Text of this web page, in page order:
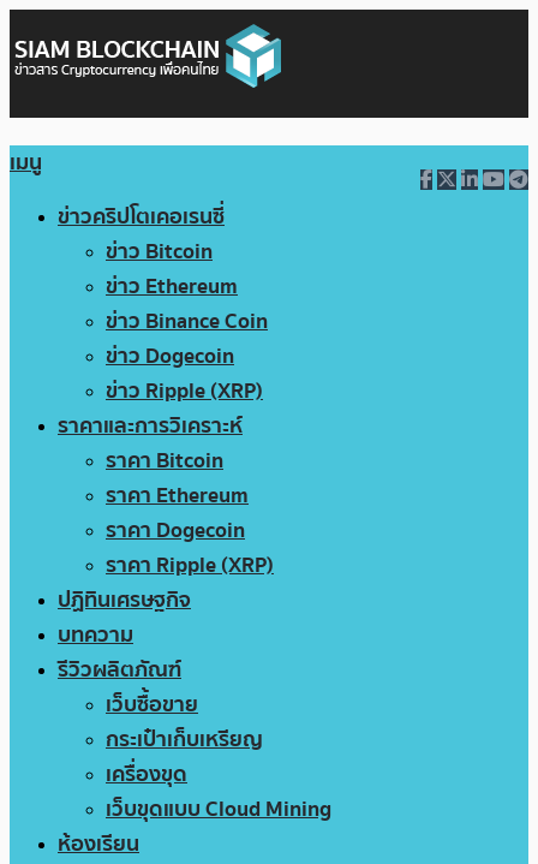
เมนู
ข่าวคริปโตเคอเรนซี่
ข่าว Bitcoin
ข่าว Ethereum
ข่าว Binance Coin
ข่าว Dogecoin
ข่าว Ripple (XRP)
ราคาและการวิเคราะห์
ราคา Bitcoin
ราคา Ethereum
ราคา Dogecoin
ราคา Ripple (XRP)
ปฏิทินเศรษฐกิจ
บทความ
รีวิวผลิตภัณฑ์
เว็บซื้อขาย
กระเป๋าเก็บเหรียญ
เครื่องขุด
เว็บขุดแบบ Cloud Mining
ห้องเรียน